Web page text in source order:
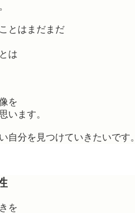
とはまだまだ
は
を
います。
自分を見つけていきたいです
を